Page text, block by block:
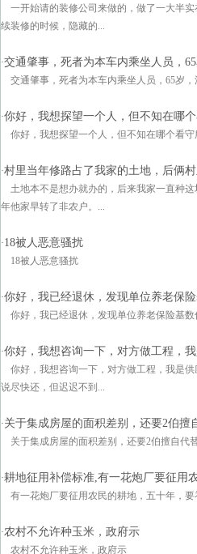
一开始请的装修公司来做的，做了一大半
续装修的时候，隐藏的...
·交通肇事，死者为本车内乘坐人员，
交通肇事，死者为本车内乘坐人员，65岁
·你好，我想探望一个人，但不知在哪
你好，我想探望一个人，但不知在哪个看
·村里当年修路占了我家的土地，后俩
土地本不是想办就办的，后来我家一直种
年他家早转了非农户。...
·18被人恶意骚扰
18被人恶意骚扰
·你好，我已经退休，发现单位养老保
你好，我已经退休，发现单位养老保险基
·你好，我想咨询一下，对方做工程，
你好，我想咨询一下，对方做工程，我是
说尽快还，但迟迟不到...
·关于集成房屋的面积差别，还要2伯擅
关于集成房屋的面积差别，还要2伯擅自代
·耕地征用补偿标准,有一花炮厂要征用
有一花炮厂要征用农民的耕地，五十年，要
·农村不允许种玉米，政府示
农村不允许种玉米，政府示